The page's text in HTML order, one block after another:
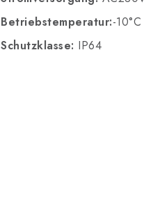
Betriebstemperatur:-
Schutzklasse: IP64